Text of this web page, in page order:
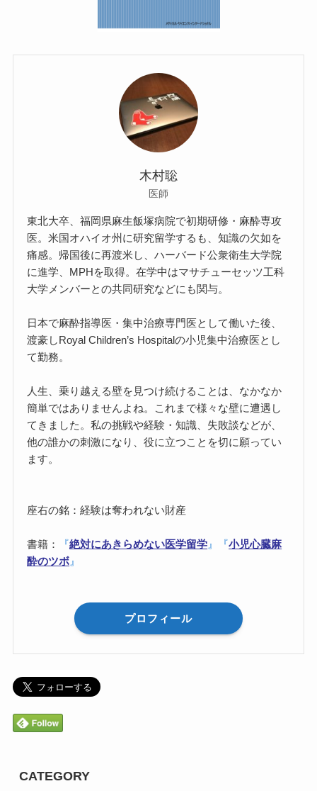
木村聡
医師
東北大卒、福岡県麻生飯塚病院で初期研修・麻酔専攻
医。米国オハイオ州に研究留学するも、知識の欠如を
痛感。帰国後に再渡米し、ハーバード公衆衛生大学院
に進学、MPHを取得。在学中はマサチューセッツ工科
大学メンバーとの共同研究などにも関与。
日本で麻酔指導医・集中治療専門医として働いた後、
渡豪しRoyal Children’s Hospitalの小児集中治療医とし
て勤務。
人生、乗り越える壁を見つけ続けることは、なかなか
簡単ではありませんよね。これまで様々な壁に遭遇し
てきました。私の挑戦や経験・知識、失敗談などが、
他の誰かの刺激になり、役に立つことを切に願ってい
ます。
座右の銘：経験は奪われない財産
書籍： 『絶対にあきらめない医学留学 』 『小児心臓麻
酔のツボ 』
プロフィール
CATEGORY